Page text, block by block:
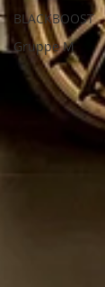
BLACKBOOST
Gruppe M